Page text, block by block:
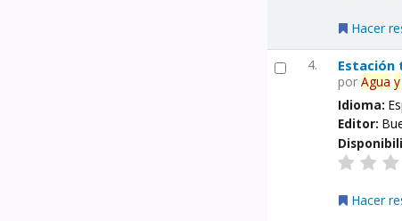
Hacer
4. Estación
porAgua y
Idioma:
Editor:
Hacer